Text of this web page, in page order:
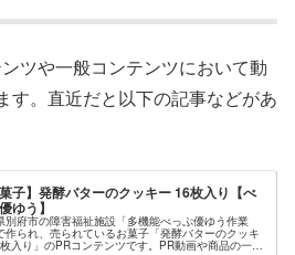
ツや一般コンテンツにおいて動
す。直近だと以下の記事などがあ
菓子】発酵バターのクッキー 16枚入り【べ
ゆう】
別府市の障害福祉施設「多機能べっぷ優ゆう作業
作られ、売られているお菓子「発酵バターのクッキ
入り」のPRコンテンツです。PR動画や商品の一押